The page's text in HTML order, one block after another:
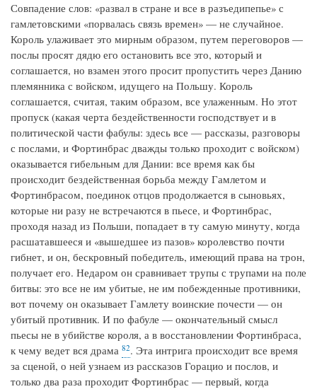
Совпадение слов: «развал в стране и все в разъедипепье» с
гамлетовскими «порвалась связь времен» — не случайное.
Король улаживает это мирным образом, путем переговоров —
послы просят дядю его остановить все это, который и
соглашается, но взамен этого просит пропустить через Данию
племянника с войском, идущего на Польшу. Король
соглашается, считая, таким образом, все улаженным. Но этот
пропуск (какая черта бездейственности господствует и в
политической части фабулы: здесь все — рассказы, разговоры
с послами, и Фортинбрас дважды только проходит с войском)
оказывается гибельным для Дании: все время как бы
происходит бездейственная борьба между Гамлетом и
Фортинбрасом, поединок отцов продолжается в сыновьях,
которые ни разу не встречаются в пьесе, и Фортинбрас,
проходя назад из Польши, попадает в ту самую минуту, когда
расшатавшееся и «вышедшее из пазов» королевство почти
гибнет, и он, бескровный победитель, имеющий права на трон,
получает его. Недаром он сравнивает трупы с трупами на поле
битвы: это все не им убитые, не им побежденные противники,
вот почему он оказывает Гамлету воинские почести — он
убитый противник. И по фабуле — окончательный смысл
пьесы не в убийстве короля, а в восстановлении Фортинбраса,
к чему ведет вся драма 82. Эта интрига происходит все время
за сценой, о ней узнаем из рассказов Горацио и послов, и
только два раза проходит Фортинбрас — первый, когда